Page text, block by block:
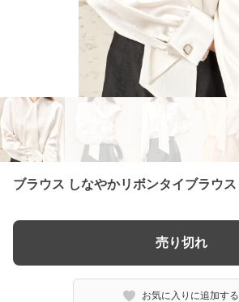
ブラウス しなやかリボンタイブラウス
売り切れ
お気に入りに追加する